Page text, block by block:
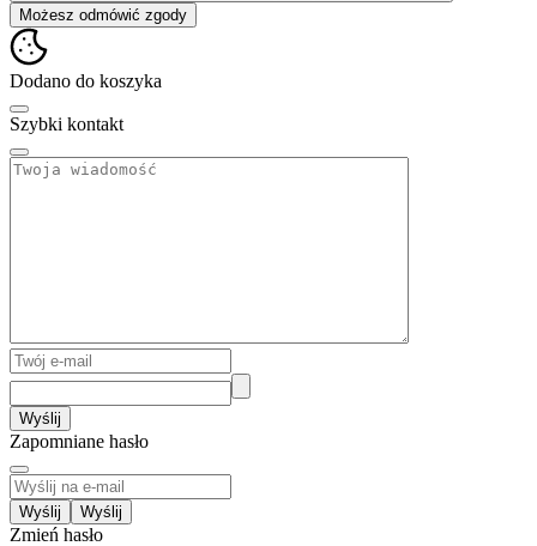
Możesz odmówić zgody
Dodano do koszyka
Szybki kontakt
Wyślij
Zapomniane hasło
Wyślij
Zmień hasło